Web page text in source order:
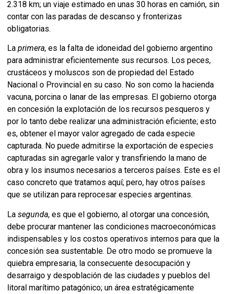
2.318 km; un viaje estimado en unas 30 horas en camión, sin
contar con las paradas de descanso y fronterizas
obligatorias.
La primera, es la falta de idoneidad del gobierno argentino
para administrar eficientemente sus recursos. Los peces,
crustáceos y moluscos son de propiedad del Estado
Nacional o Provincial en su caso. No son como la hacienda
vacuna, porcina o lanar de las empresas. El gobierno otorga
en concesión la explotación de los recursos pesqueros y
por lo tanto debe realizar una administración eficiente; esto
es, obtener el mayor valor agregado de cada especie
capturada. No puede admitirse la exportación de especies
capturadas sin agregarle valor y transfiriendo la mano de
obra y los insumos necesarios a terceros países. Este es el
caso concreto que tratamos aquí; pero, hay otros países
que se utilizan para reprocesar especies argentinas.
La segunda, es que el gobierno, al otorgar una concesión,
debe procurar mantener las condiciones macroeconómicas
indispensables y los costos operativos internos para que la
concesión sea sustentable. De otro modo se promueve la
quiebra empresaria, la consecuente desocupación y
desarraigo y despoblación de las ciudades y pueblos del
litoral marítimo patagónico; un área estratégicamente